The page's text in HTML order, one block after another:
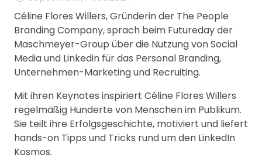
Céline Flores Willers, Gründerin der The People
Branding Company, sprach beim Futureday der
Maschmeyer-Group über die Nutzung von Social
Media und Linkedin für das Personal Branding,
Unternehmen-Marketing und Recruiting.
Mit ihren Keynotes inspiriert Céline Flores Willers
regelmäßig Hunderte von Menschen im Publikum.
Sie teilt ihre Erfolgsgeschichte, motiviert und liefert
hands-on Tipps und Tricks rund um den LinkedIn
Kosmos.